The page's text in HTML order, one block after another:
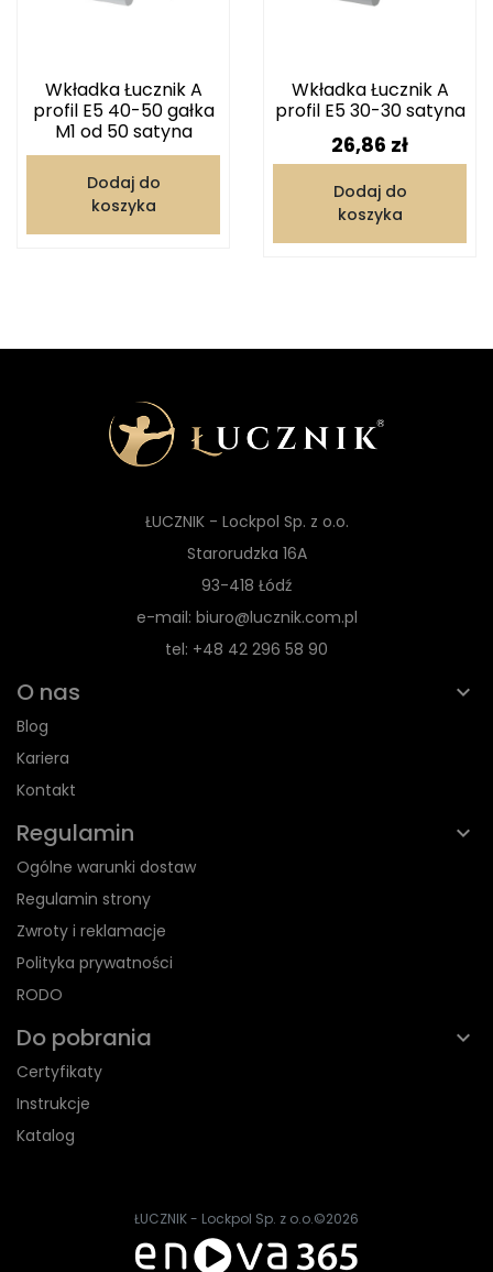
Wkładka Łucznik A
profil E5 40-50 gałka
M1 od 50 satyna
Dodaj do
koszyka
Wkładka Łucznik A
profil E5 30-30 satyna
Cena
26,86 zł
Dodaj do
koszyka
ŁUCZNIK - Lockpol Sp. z o.o.
Starorudzka 16A
93-418 Łódź
e-mail: biuro@lucznik.com.pl
tel: +48 42 296 58 90
O nas
Blog
Kariera
Kontakt
Regulamin
Ogólne warunki dostaw
Regulamin strony
Zwroty i reklamacje
Polityka prywatności
RODO
Do pobrania
Certyfikaty
Instrukcje
Katalog
ŁUCZNIK - Lockpol Sp. z o.o.©2026